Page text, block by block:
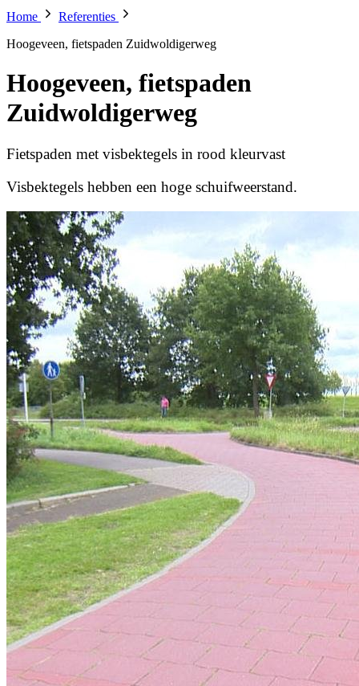
Home
Referenties
Hoogeveen, fietspaden Zuidwoldigerweg
Hoogeveen, fietspaden
Zuidwoldigerweg
Fietspaden met visbektegels in rood kleurvast
Visbektegels hebben een hoge schuifweerstand.